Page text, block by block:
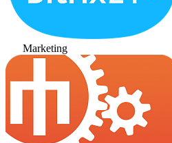
Marketing